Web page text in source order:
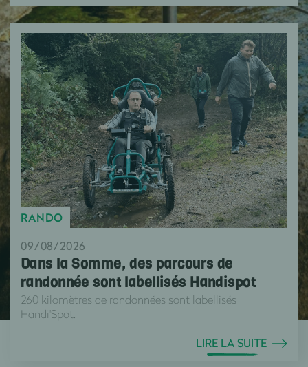
RANDO
09/08/2026
Dans la Somme, des parcours de
randonnée sont labellisés Handispot
260 kilomètres de randonnées sont labellisés
Handi'Spot.
LIRE LA SUITE